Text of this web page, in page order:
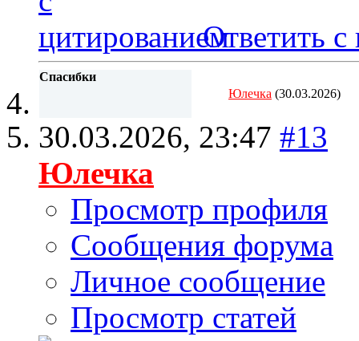
Ответить с
Спасибки
Юлечка (30.03.2026)
30.03.2026, 23:47 #13
Юлечка
Просмотр профиля
Сообщения форума
Личное сообщение
Просмотр статей